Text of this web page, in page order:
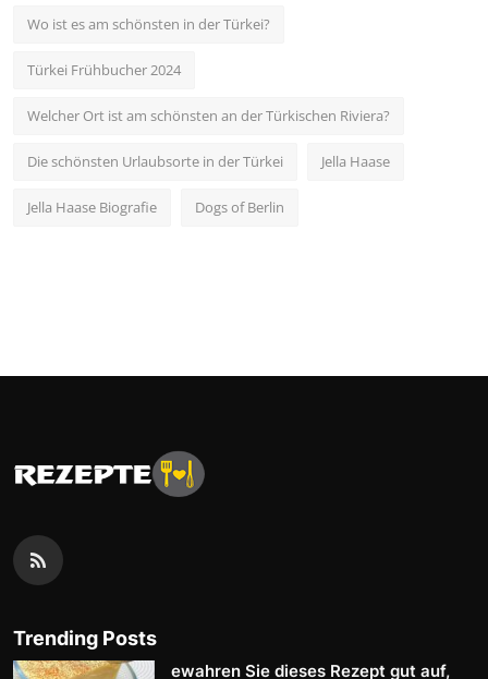
Wo ist es am schönsten in der Türkei?
Türkei Frühbucher 2024
Welcher Ort ist am schönsten an der Türkischen Riviera?
Die schönsten Urlaubsorte in der Türkei Jella Haase
Jella Haase Biografie Dogs of Berlin
Trending Posts
ewahren Sie dieses Rezept gut auf,